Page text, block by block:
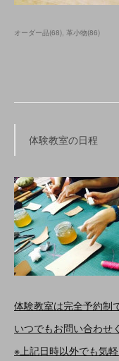
オーダー品(68) 革小物(86)
体験教室の日程
体験教室は完全予約制
いつでもお問い合わせ
※上記日時以外でも気